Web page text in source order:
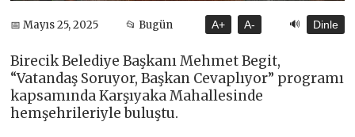
📅 Mayıs 25, 2025 📂 Bugün A+ A- 🔊 Dinle
Birecik Belediye Başkanı Mehmet Begit,
“Vatandaş Soruyor, Başkan Cevaplıyor” programı
kapsamında Karşıyaka Mahallesinde
hemşehrileriyle buluştu.